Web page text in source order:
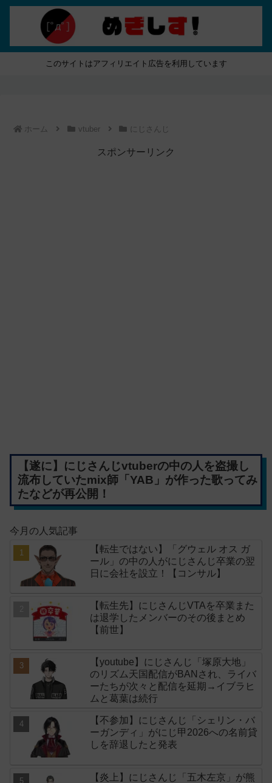
このサイトはアフィリエイト広告を利用しています
ホーム vtuber にじさんじ
スポンサーリンク
【遂に】にじさんじvtuberの中の人を盗撮し
流布していたmix師「YAB」が作った歌ってみ
たなどが再公開！
今月の人気記事
【転生ではない】「グウェル オス ガ
ール」の中の人がにじさんじ卒業の翌
日に会社を設立！【コンサル】
【転生先】にじさんじVTAを卒業また
は退学したメンバーのその後まとめ
【前世】
【youtube】にじさんじ「塚原大地」
のリズム天国配信がBANされ、ライバ
ーたちが次々と配信を延期→イブラヒ
ムと葛葉は続行
【不参加】にじさんじ「シェリン・バ
ーガンディ」がにじ甲2026への名前貸
しを辞退したと発表
【炎上】にじさんじ「五木左京」が熊